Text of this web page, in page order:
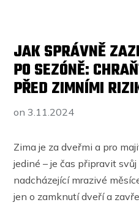
JAK SPRÁVNĚ
PO SEZÓNĚ:
PŘED ZIMNÍMI
on3.11.2024
Zima je za dveřmi a pro
jediné – je čas připravit
nadcházející mrazivé
jen o zamknutí dveří a